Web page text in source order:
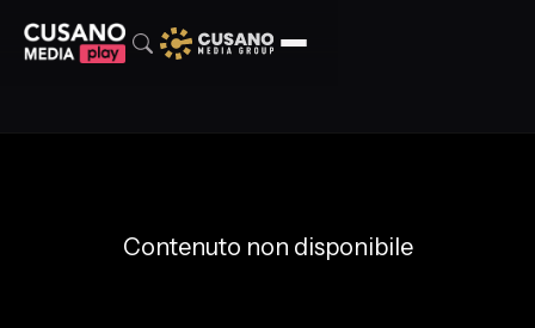
Contenuto non disponibile